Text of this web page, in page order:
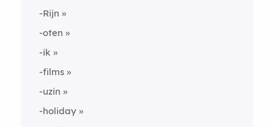
-Rijn
-oten
-ik
-films
-uzin
-holiday